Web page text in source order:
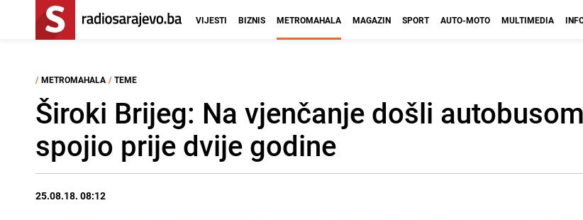
VIJESTI BIZNIS METROMAHALA MAGAZIN SPORT AUTO-MOTO MULTIMEDIA
/ METROMAHALA / TEME
Široki Brijeg: Na vjenčanje došli
spojio prije dvije godine
25.08.18. 08:12